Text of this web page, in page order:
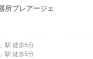
所プレアージェ
」駅 徒歩5分
」駅 徒歩5分